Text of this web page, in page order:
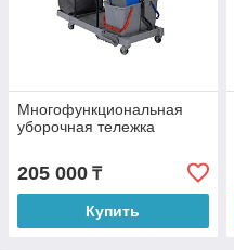
Многофункциональная
уборочная тележка
205 000 ₸
Купить